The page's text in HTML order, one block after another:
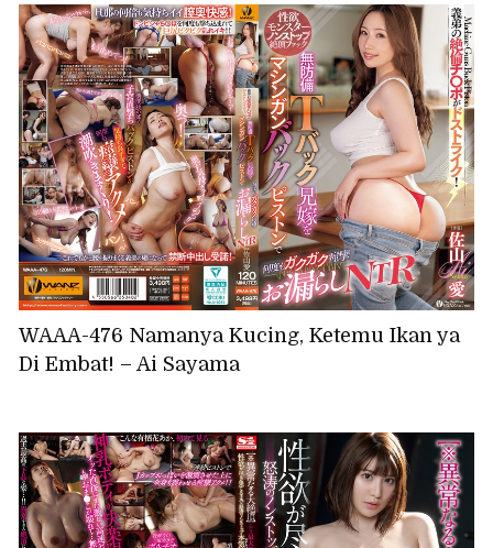
WAAA-476 Namanya Kucing, Ketemu Ikan ya
Di Embat! – Ai Sayama